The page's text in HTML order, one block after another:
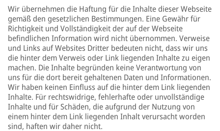
Wir übernehmen die Haftung für die Inhalte dieser Webseite
gemäß den gesetzlichen Bestimmungen. Eine Gewähr für
Richtigkeit und Vollständigkeit der auf der Webseite
befindlichen Information wird nicht übernommen. Verweise
und Links auf Websites Dritter bedeuten nicht, dass wir uns
die hinter dem Verweis oder Link liegenden Inhalte zu eigen
machen. Die Inhalte begründen keine Verantwortung von
uns für die dort bereit gehaltenen Daten und Informationen.
Wir haben keinen Einfluss auf die hinter dem Link liegenden
Inhalte. Für rechtswidrige, fehlerhafte oder unvollständige
Inhalte und für Schäden, die aufgrund der Nutzung von
einem hinter dem Link liegenden Inhalt verursacht worden
sind, haften wir daher nicht.